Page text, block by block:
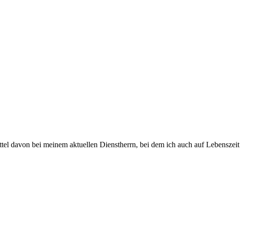
davon bei meinem aktuellen Dienstherrn, bei dem ich auch auf Lebenszeit